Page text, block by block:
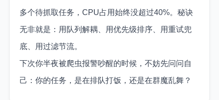
多个待抓取任务，CPU占用始终没超过40%。秘诀
无非就是：用队列解耦、用优先级排序、用重试兜
底、用过滤节流。
下次你半夜被爬虫报警吵醒的时候，不妨先问问自
己：你的任务，是在排队打饭，还是在群魔乱舞？